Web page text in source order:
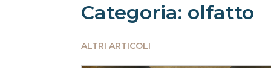
Categoria: olfatto
ALTRI ARTICOLI